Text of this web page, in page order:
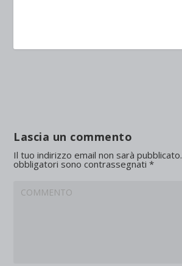
Lascia un commento
Il tuo indirizzo email non sarà pubblicato.
obbligatori sono contrassegnati*